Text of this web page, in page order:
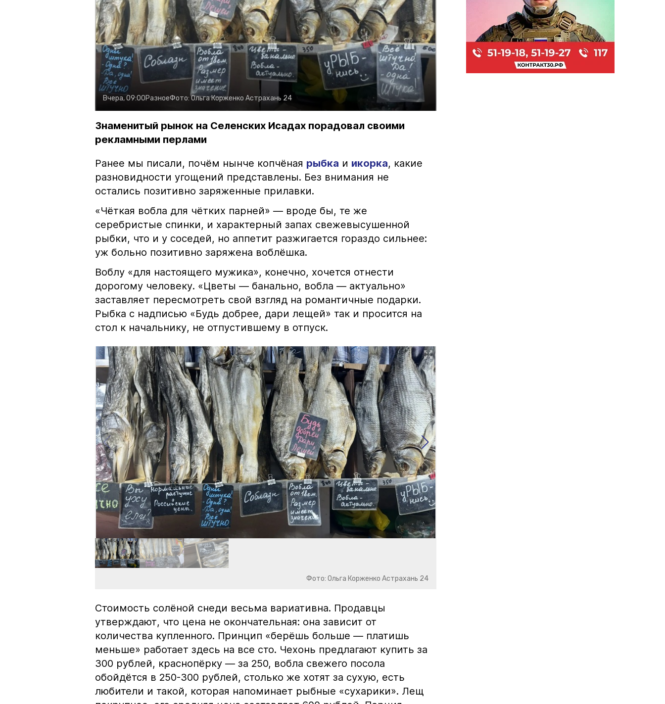
Вчера, 09:00РазноеФото:Ольга Корженко Астрахань 24
Знаменитый рынок на Селенских Исадах порадовал своими
рекламными перлами
Ранее мы писали, почём нынче копчёная рыбка и икорка, какие
разновидности угощений представлены. Без внимания не
остались позитивно заряженные прилавки.
«Чёткая вобла для чётких парней» — вроде бы, те же
серебристые спинки, и характерный запах свежевысушенной
рыбки, что и у соседей, но аппетит разжигается гораздо сильнее:
уж больно позитивно заряжена воблёшка.
Воблу «для настоящего мужика», конечно, хочется отнести
дорогому человеку. «Цветы — банально, вобла — актуально»
заставляет пересмотреть свой взгляд на романтичные подарки.
Рыбка с надписью «Будь добрее, дари лещей» так и просится на
стол к начальнику, не отпустившему в отпуск.
Фото: Ольга Корженко Астрахань 24
Стоимость солёной снеди весьма вариативна. Продавцы
утверждают, что цена не окончательная: она зависит от
количества купленного. Принцип «берёшь больше — платишь
меньше» работает здесь на все сто. Чехонь предлагают купить за
300 рублей, краснопёрку — за 250, вобла свежего посола
обойдётся в 250-300 рублей, столько же хотят за сухую, есть
любители и такой, которая напоминает рыбные «сухарики». Лещ